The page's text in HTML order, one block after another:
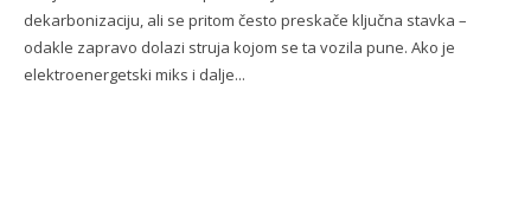
dekarbonizaciju, ali se pritom često preskače ključna stavka –
odakle zapravo dolazi struja kojom se ta vozila pune. Ako je
elektroenergetski miks i dalje...